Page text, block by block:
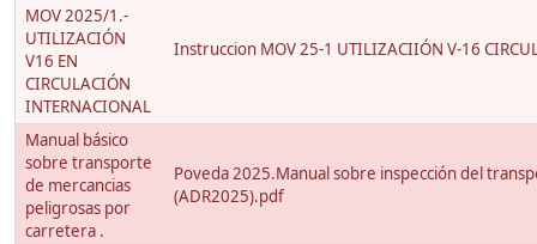
MOV 2025/1.-
UTILIZACIÓN
V16 EN
CIRCULACIÓN
INTERNACIONAL
Instruccion MOV 25-1 UTILIZACIIÓN V-16
Manual básico
sobre transporte
de mercancias
peligrosas por
carretera .
Poveda 2025.Manual sobre inspección del
(ADR2025).pdf